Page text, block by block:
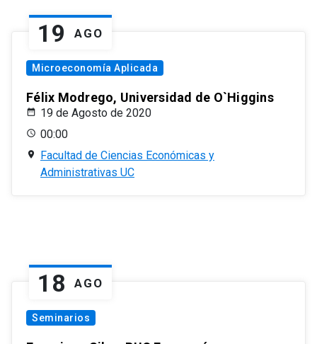
19 AGO
Microeconomía Aplicada
Félix Modrego, Universidad de O`Higgins
19 de Agosto de 2020
00:00
Facultad de Ciencias Económicas y
Administrativas UC
18 AGO
Seminarios